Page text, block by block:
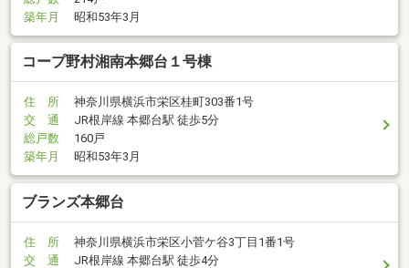
築年月
昭和53年3月
コープ野村湘南本郷台１号棟
住 所
神奈川県横浜市栄区桂町303番1号
交 通
JR根岸線 本郷台駅 徒歩5分
総戸数
160戸
築年月
昭和53年3月
ブランズ本郷台
住 所
神奈川県横浜市栄区小菅ケ谷3丁目1番1号
交 通
JR根岸線 本郷台駅 徒歩4分